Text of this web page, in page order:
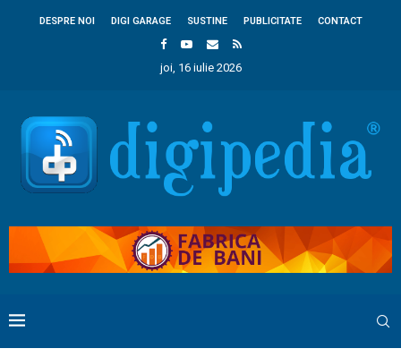
DESPRE NOI DIGI GARAGE SUSTINE PUBLICITATE CONTACT
joi, 16 iulie 2026